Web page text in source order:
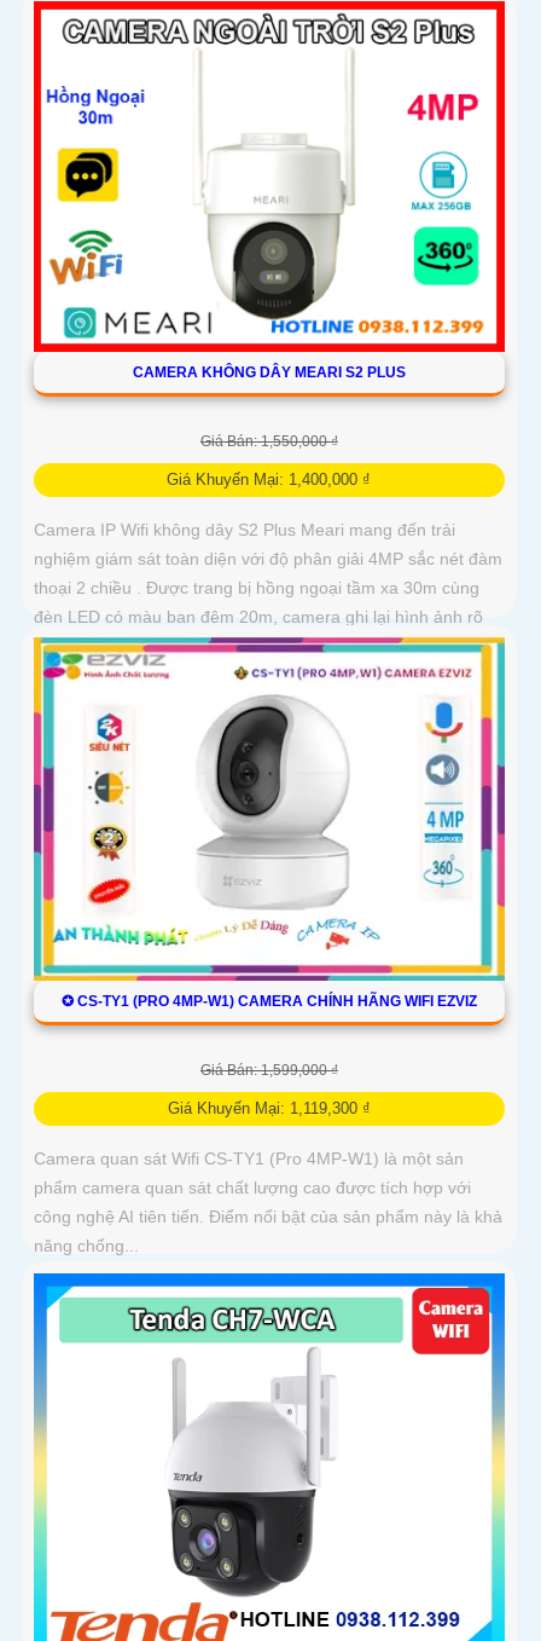
CAMERA KHÔNG DÂY MEARI S2 PLUS
Giá Bán: 1,550,000 ₫
Giá Khuyến Mại: 1,400,000 ₫
Camera IP Wifi không dây S2 Plus Meari mang đến trải
nghiệm giám sát toàn diện với độ phân giải 4MP sắc nét đàm
thoại 2 chiều . Được trang bị hồng ngoại tầm xa 30m cùng
đèn LED có màu ban đêm 20m, camera ghi lại hình ảnh rõ
ràng bất kể ngày đêm
✪ CS-TY1 (PRO 4MP-W1) CAMERA CHÍNH HÃNG WIFI EZVIZ
Giá Bán: 1,599,000 ₫
Giá Khuyến Mại: 1,119,300 ₫
Camera quan sát Wifi CS-TY1 (Pro 4MP-W1) là một sản
phẩm camera quan sát chất lượng cao được tích hợp với
công nghệ AI tiên tiến. Điểm nổi bật của sản phẩm này là khả
năng chống...